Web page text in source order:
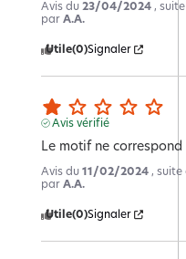
Avis du 23/04/2024 ,
par A.A.
Utile(0)Signaler
Avis vérifié
Le motif ne
Avis du 11/02/2024 , suite
par A.A.
Utile(0)Signaler